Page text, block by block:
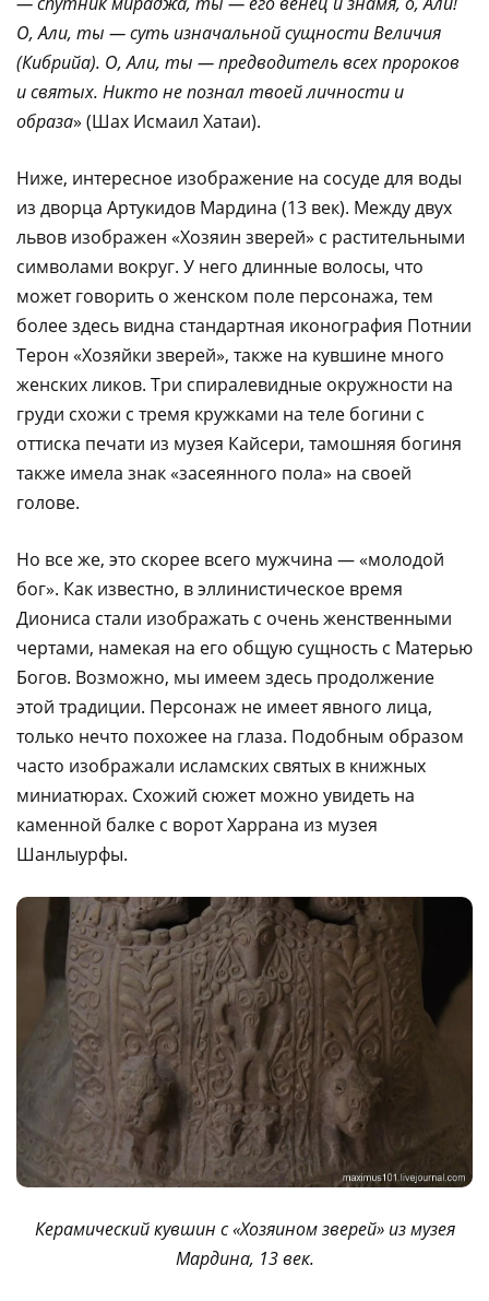
О, Али, ты — суть изначальной сущности Величия
(Кибрийа). О, Али, ты — предводитель всех пророков
и святых. Никто не познал твоей личности и
образа» (Шах Исмаил Хатаи).
Ниже, интересное изображение на сосуде для воды
из дворца Артукидов Мардина (13 век). Между двух
львов изображен «Хозяин зверей» с растительными
символами вокруг. У него длинные волосы, что
может говорить о женском поле персонажа, тем
более здесь видна стандартная иконография Потнии
Терон «Хозяйки зверей», также на кувшине много
женских ликов. Три спиралевидные окружности на
груди схожи с тремя кружками на теле богини с
оттиска печати из музея Кайсери, тамошняя богиня
также имела знак «засеянного пола» на своей
голове.
Но все же, это скорее всего мужчина — «молодой
бог». Как известно, в эллинистическое время
Диониса стали изображать с очень женственными
чертами, намекая на его общую сущность с Матерью
Богов. Возможно, мы имеем здесь продолжение
этой традиции. Персонаж не имеет явного лица,
только нечто похожее на глаза. Подобным образом
часто изображали исламских святых в книжных
миниатюрах. Схожий сюжет можно увидеть на
каменной балке с ворот Харрана из музея
Шанлыурфы.
Керамический кувшин с «Хозяином зверей» из музея
Мардина, 13 век.